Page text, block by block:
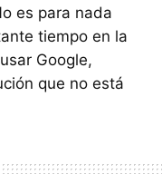
es para nada
tiempo en la
Google,
que no está